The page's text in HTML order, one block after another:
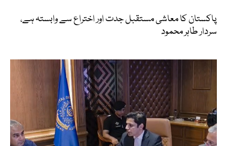
پاکستان کا معاشی مستقبل جدت اور اختراع سے وابستہ ہے،
سردار طاہر محمود